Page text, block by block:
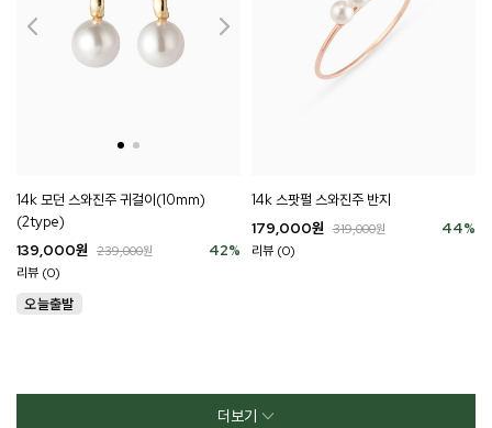
14k 모던 스와진주 귀걸이(10mm)
(2type)
42%
139,000원 239,000원
리뷰 (0)
14k 스팟펄 스와진주 반지
44%
179,000원 319,000원
리뷰 (0)
더보기